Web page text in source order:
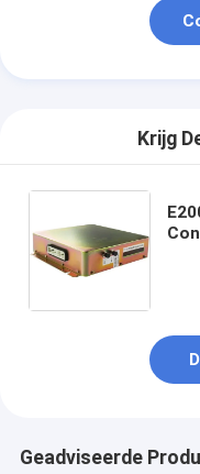
Krijg
Geadviseerde